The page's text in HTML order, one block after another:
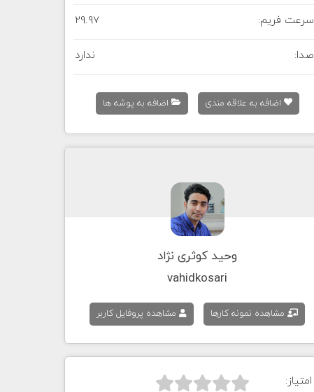
سرعت فریم: 29.97
صدا: ندارد
اضافه به علاقه مندی اضافه به پوشه ها
وحید کوثری نژاد
vahidkosari
مشاهده نمونه کارها مشاهده پروفایل کاربر
امتیاز: 

